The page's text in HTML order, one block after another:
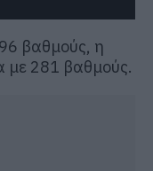
βαθμούς, η
με 281 βαθμούς.